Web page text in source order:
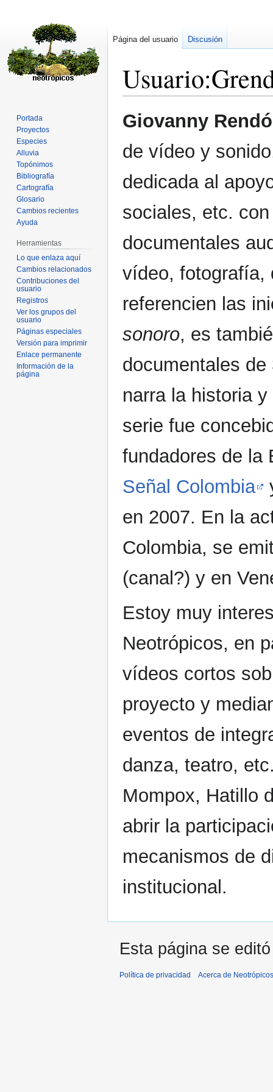
Usuario:
Ir
a
navegación
Ir
a
búsqueda
Giovanny
de vídeo y
dedicada al
sociales, etc.
documentales
vídeo,
referencien las
sonoro, es
documentales
narra la historia
serie fue
fundadores de la
Señal Colombia
en 2007. En la
Colombia, se
(canal?) y en
Estoy muy
Neotrópicos, en
vídeos cortos
proyecto y
eventos de
danza, teatro,
Mompox, Hatillo
abrir la
mecanismos de
institucional.
Página del usuario Discusión
Portada
Proyectos
Especies
Alluvia
Topónimos
Bibliografía
Cartografía
Glosario
Cambios recientes
Ayuda
Herramientas
Lo que enlaza aquí
Cambios relacionados
Contribuciones del
usuario
Registros
Ver los grupos del
usuario
Páginas especiales
Versión para imprimir
Enlace permanente
Información de la
página
Esta página se
Política de privacidad Acerca de Neotrópicos